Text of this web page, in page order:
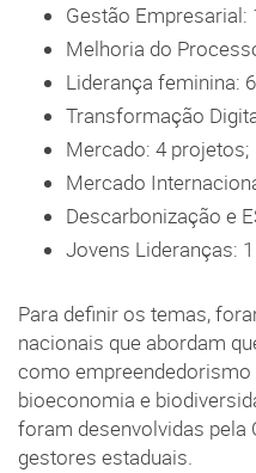
Gestão Empresarial:
Melhoria do
Liderança feminina:
Transformação
Mercado: 4 projetos;
Mercado
Descarbonização e
Jovens Lideranças:
Para definir os temas,
nacionais que abordam
como empreendedorismo
bioeconomia e
foram desenvolvidas pela
gestores estaduais.